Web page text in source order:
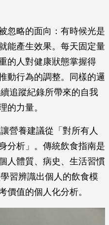
忽略的面向：有時候光是
能產生效果。每天固定量
的人對健康狀態掌握得
動行為的調整。同樣的邏
追蹤紀錄所帶來的自我
的力量。
營養建議從「對所有人
分析」。傳統飲食指南是
人體質、病史、生活習慣
習辨識出個人的飲食模
價值的個人化分析。